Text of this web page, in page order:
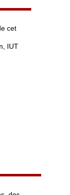
cet
IUT